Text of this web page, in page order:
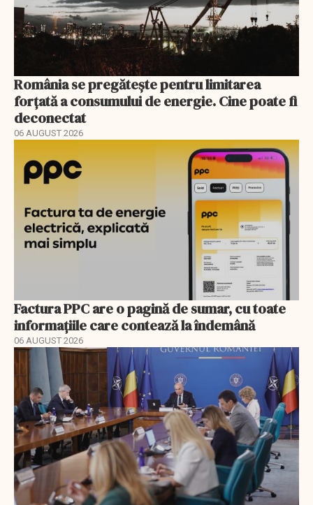
România se pregătește pentru limitarea
forțată a consumului de energie. Cine poate fi
deconectat
06 AUGUST 2026
Factura PPC are o pagină de sumar, cu toate
informațiile care contează la îndemână
06 AUGUST 2026